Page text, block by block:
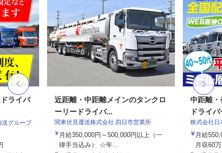
ライバ
送グループ
近距離・中距離メインのタンクロ
ーリードライバ...
関東伏見運送株式会社 四日市営業所
月給350,000円～500,000円以上（一
律手当込み） ☆年...
中距離・
ドライバ
株式会社日
月給
月収60